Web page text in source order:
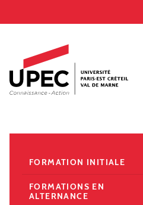
Accès directs
Recherche
Navigation secondaire
FORMATION INITIALE
FORMATIONS EN
ALTERNANCE